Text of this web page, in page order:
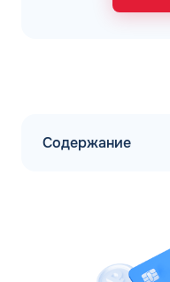
Содержание